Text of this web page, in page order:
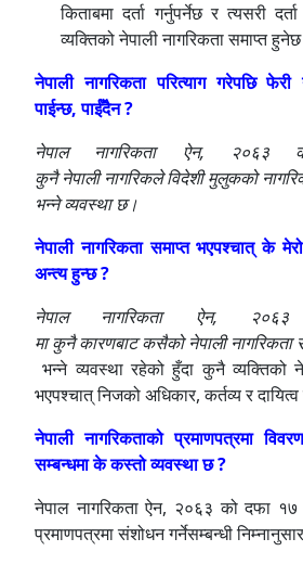
किताबमा दर्ता गर्नुपर्नेछ र त्यसरी
व्यक्तिको नेपाली नागरिकता समाप्त
नेपाली नागरिकता परित्याग गरेपछि
पाईन्छ, पाईँदैन ?
नेपाल नागरिकता ऐन,
कुनै नेपाली नागरिकले विदेशी मुलुकको
भन्ने व्यवस्था छ।
नेपाली नागरिकता समाप्त भएपश्चात् के
अन्त्य हुन्छ ?
नेपाल नागरिकता ऐन,
मा कुनै कारणबाट कसैको नेपाली नागरिकता
भन्ने व्यवस्था रहेको हुँदा कुनै व्यक्तिको
भएपश्चात् निजको अधिकार, कर्तव्य र
नेपाली नागरिकताको प्रमाणपत्रमा
सम्बन्धमा के कस्तो व्यवस्था छ ?
नेपाल नागरिकता ऐन, २०६३ को दफा १७
प्रमाणपत्रमा संशोधन गर्नेसम्बन्धी